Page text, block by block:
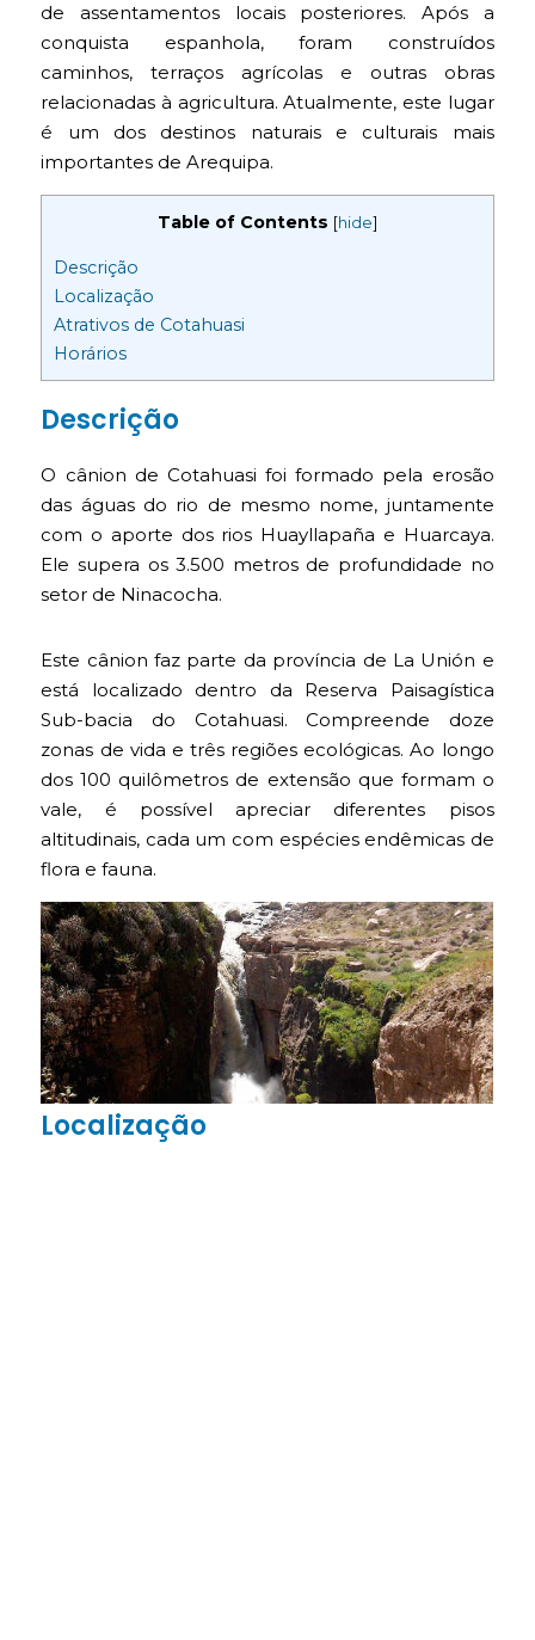
de assentamentos locais posteriores. Após a
conquista espanhola, foram construídos
caminhos, terraços agrícolas e outras obras
relacionadas à agricultura. Atualmente, este lugar
é um dos destinos naturais e culturais mais
importantes de Arequipa.
Table of Contents [hide]
Descrição
Localização
Atrativos de Cotahuasi
Horários
Descrição
O cânion de Cotahuasi foi formado pela erosão
das águas do rio de mesmo nome, juntamente
com o aporte dos rios Huayllapaña e Huarcaya.
Ele supera os 3.500 metros de profundidade no
setor de Ninacocha.
Este cânion faz parte da província de La Unión e
está localizado dentro da Reserva Paisagística
Sub-bacia do Cotahuasi. Compreende doze
zonas de vida e três regiões ecológicas. Ao longo
dos 100 quilômetros de extensão que formam o
vale, é possível apreciar diferentes pisos
altitudinais, cada um com espécies endêmicas de
flora e fauna.
Localização